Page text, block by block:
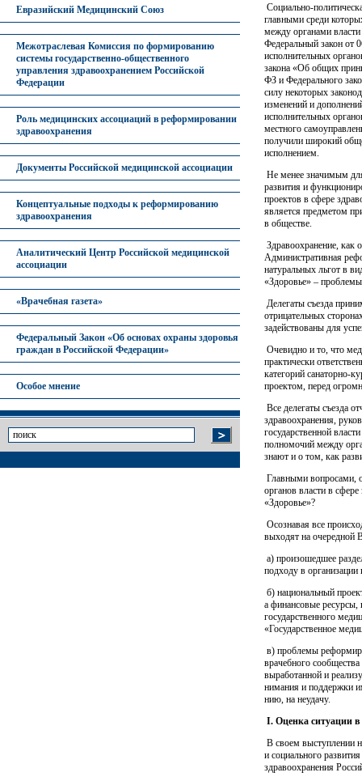
Евразийский Медицинский Союз
Межотраслевая Комиссия по формированию
системы государственно-общественного
управления здравоохранением Российской
Федерации
Роль медицинских ассоциаций в реформировании
здравоохранения
Документы Российской медицинской ассоциации
Концептуальные подходы к реформированию
здравоохранения
Аналитический Центр Российской медицинской
ассоциации
«Врачебная газета»
Федеральный Закон «Об основах охраны здоровья
граждан в Российской Федерации»
Особое мнение
Социально-
главными среди
между органами власти
Федеральный закон от
исполнительных
закона «Об общих
ФЗ и Федерального
силу некоторых
изменений и
исполнительных
местного
получили широкий
исполнением.
Не менее значимым
развития и
проектов в сфере
является предметом
в обществе.
Здравоохранение, как
Административная
натуральных льгот в
«Здоровье» –
Делегаты съезда
отрицательных
задействованы для
Очевидно и то, что
практически
категорий санаторно-
проектом, перед
Все делегаты съезда
здравоохранения,
государственной
полномочий между
знают и о том, как
Главными вопросами,
органов власти в
«Здоровье»?
Осознавая все
выходят на очередной
а) произошедшее
подходу в
б) национальный
а финансовые ресурсы,
государственного
«Государственное
в) проблемы
врачебного
выработанной и
ни­ма­ния и поддержки
нию, на не­удачу.
I. Оценка ситуации в
В своем выступлении
и социального
здравоохранения